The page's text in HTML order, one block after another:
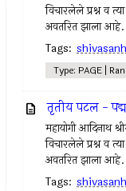
विचारलेले प्रश्न व त्या
अवतरित झाला आहे.
Tags:
Type: PAGE |
तृतीय पटल -
महायोगी आदिनाथ
विचारलेले प्रश्न व त्या
अवतरित झाला आहे.
Tags: